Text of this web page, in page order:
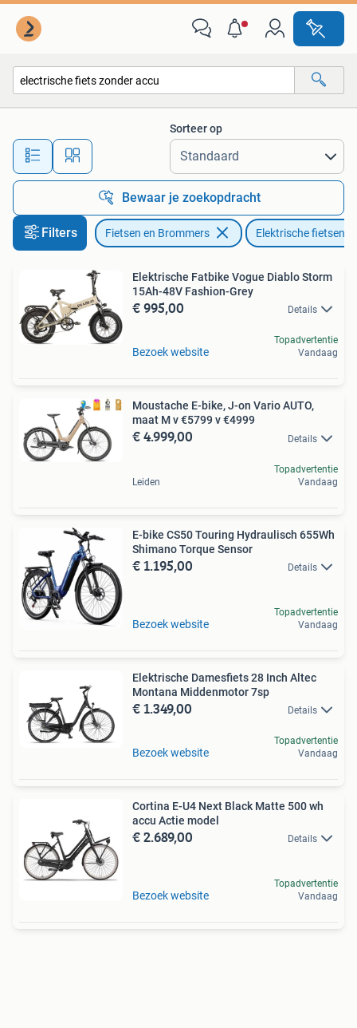
Alle afstanden…
Sorteer op
Bewaar je zoekopdracht
Filters Fietsen en Brommers Elektrische fietsen
Elektrische Fatbike Vogue Diablo Storm
15Ah-48V Fashion-Grey
€ 995,00 Details
Bezoek website
Topadvertentie
Vandaag
Moustache E-bike, J-on Vario AUTO,
maat M v €5799 v €4999
€ 4.999,00 Details
Leiden
Topadvertentie
Vandaag
E-bike CS50 Touring Hydraulisch 655Wh
Shimano Torque Sensor
€ 1.195,00 Details
Bezoek website
Topadvertentie
Vandaag
Elektrische Damesfiets 28 Inch Altec
Montana Middenmotor 7sp
€ 1.349,00 Details
Bezoek website
Topadvertentie
Vandaag
Cortina E-U4 Next Black Matte 500 wh
accu Actie model
€ 2.689,00 Details
Bezoek website
Topadvertentie
Vandaag